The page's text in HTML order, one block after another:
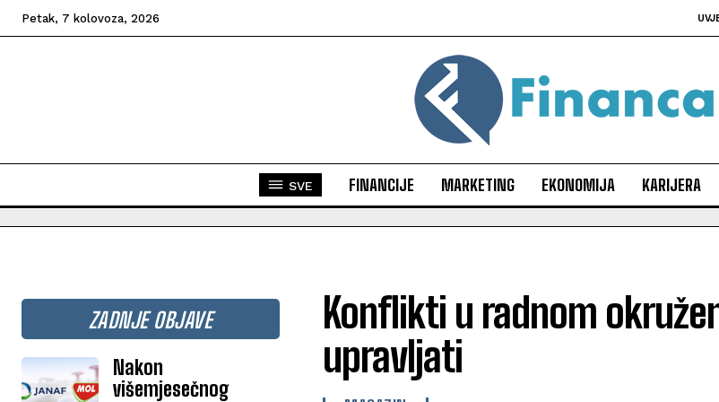
Petak, 7 kolovoza, 2026
SVE FINANCIJE MARKETING EKONOMIJA KARIJERA
ZADNJE OBJAVE
Nakon
višemjesečnog
Konflikti u radnom
upravljati